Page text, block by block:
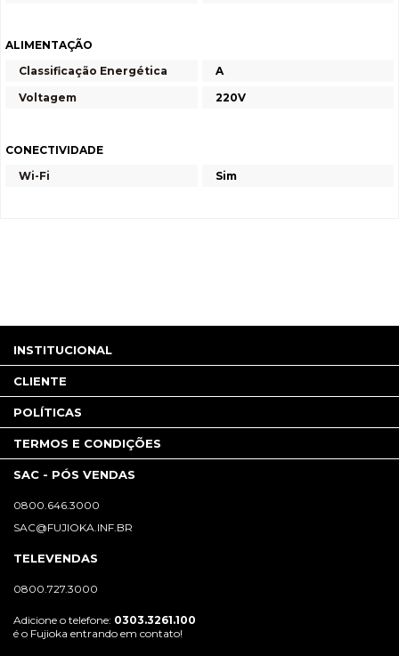
ALIMENTAÇÃO
Classificação Energética
A
Voltagem
220V
CONECTIVIDADE
Wi-Fi
Sim
INSTITUCIONAL
CLIENTE
POLÍTICAS
TERMOS E CONDIÇÕES
SAC - PÓS VENDAS
0800.646.3000
SAC@FUJIOKA.INF.BR
TELEVENDAS
0800.727.3000
Adicione o telefone: 0303.3261.100
é o Fujioka entrando em contato!